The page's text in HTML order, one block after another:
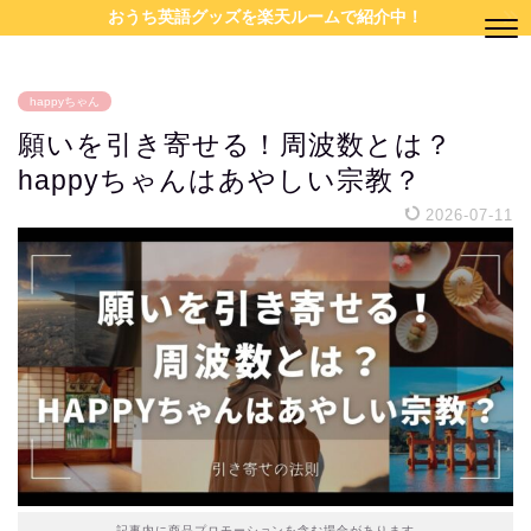
おうち英語グッズを楽天ルームで紹介中！
happyちゃん
願いを引き寄せる！周波数とは？
happyちゃんはあやしい宗教？
2026-07-11